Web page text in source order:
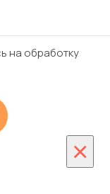
на обработку
×